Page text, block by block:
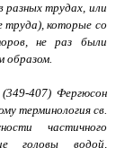
трудах, или
труда), которые со
не раз были
образом.
407) Фергюсон
терминология св.
частичного
головы водой,